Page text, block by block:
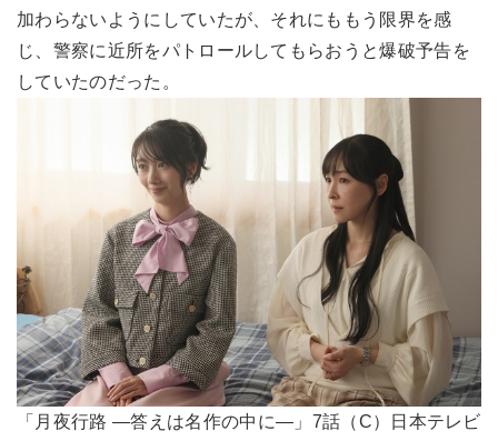
加わらないようにしていたが、それにももう限界を感
じ、警察に近所をパトロールしてもらおうと爆破予告を
していたのだった。
「月夜行路 ―答えは名作の中に―」7話（C）日本テレビ